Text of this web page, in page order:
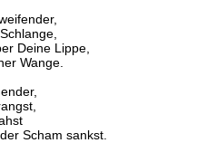
Deine Lippe,
Wange.
Scham sankst.